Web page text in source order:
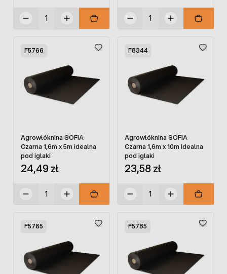
F5766
Agrowłóknina SOFIA
Czarna 1,6m x 5m idealna
pod iglaki
24,49 zł
F8344
Agrowłóknina SOFIA
Czarna 1,6m x 10m idealna
pod iglaki
23,58 zł
F5765 F5785